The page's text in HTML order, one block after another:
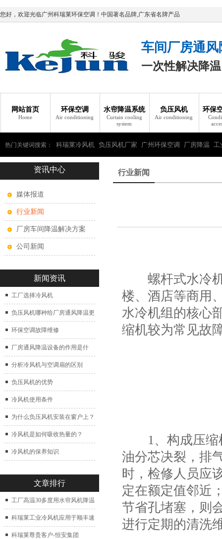
您好，欢迎光临广州科瑞莱环保空调！中国著名品牌,广东省名牌产品
车间厂房通
一次性解决降
网站首页
Home
环保空调
Air conditioning
水帘降温系统
Curtain cooling
system
负压风机
Air conditioning
环保
热门关键词搜索： 科瑞莱冷风机 负压风机厂家 广州环保空调 厂房降温 工
瑞莱环保空调资讯中心
媒体报道
行业新闻
厂房车间降温解决方案
公司新闻
新闻资讯
工厂选择冷风机
负压风机哪种给厂房通风降温更
好？
环保空调故障维修
厂房通风降温设备的作用是什
么？
分析冷风机与空调扇的区别
负压风机的优势
冷风机使用条件
为什么负压风机安装在窗户上？
冷风机是如何吸收热量的？
冷风机的保养知识
文章排行
工厂高温30多度用水帘风机降温
科瑞莱工业冷风机应用于顺丰速
运仓库通风降温
科瑞莱尊贵客户-恒安集团
行业新闻
螺杆式水冷机
楼、酒店等商用
水冷机组的核心
缩机较为常见故
1、构成压缩
油分芯决裂，排
时，检修人员应
定在额定值邻近
节省孔堵塞，则
进行定期的清洗